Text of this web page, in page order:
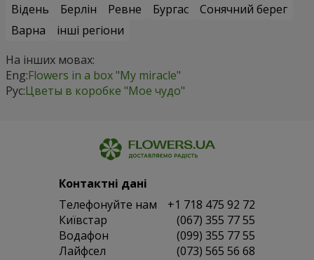
Відень
Берлін Ревне Бургас
Сонячний берег
Варна
інші регіони
На інших мовах:
Eng:Flowers in a box "My miracle"
Рус:Цветы в коробке "Мое чудо"
Контактні дані
Телефонуйте нам
+1 718 475 92 72
Київстар
(067) 355 77 55
Водафон
(099) 355 77 55
Лайфсел
(073) 565 56 68